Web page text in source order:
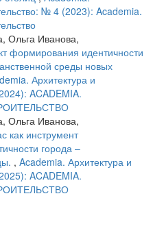
№ 4 (2023): Academia.
Ольга Иванова,
формирования идентичности
среды новых
Архитектура и
ACADEMIA.
Ольга Иванова,
как инструмент
города –
, Academia. Архитектура и
ACADEMIA.